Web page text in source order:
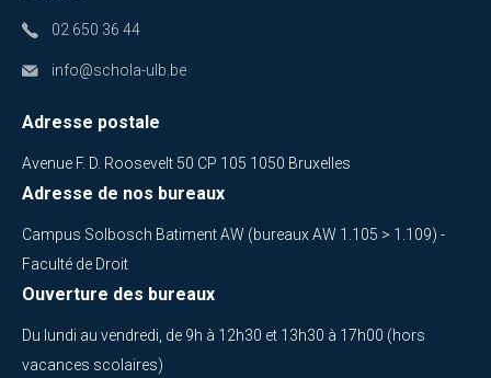
02 650 36 44
info@schola-ulb.be
Adresse postale
Avenue F. D. Roosevelt 50 CP 105 1050 Bruxelles
Adresse de nos bureaux
Campus Solbosch Batiment AW (bureaux AW 1.105 > 1.109) -
Faculté de Droit
Ouverture des bureaux
Du lundi au vendredi, de 9h à 12h30 et 13h30 à 17h00 (hors
vacances scolaires)